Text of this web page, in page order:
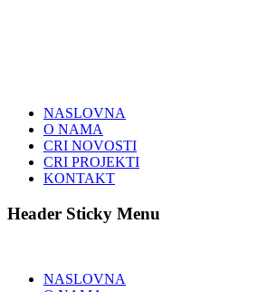
NASLOVNA
O NAMA
CRI NOVOSTI
CRI PROJEKTI
KONTAKT
Header Sticky Menu
NASLOVNA